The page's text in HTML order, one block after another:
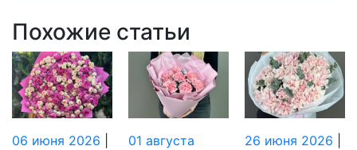
Похожие статьи
06 июня 2026 01 августа
26 июня 2026